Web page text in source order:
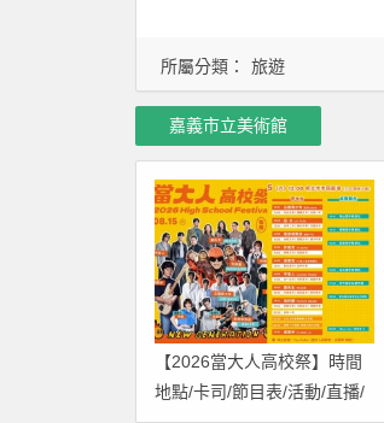
所屬分類： 旅遊
嘉義市立美術館
【2026當大人高校祭】時間
地點/卡司/節目表/活動/直播/